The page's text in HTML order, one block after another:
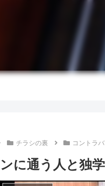
チラシの裏 コントラバ
に通う人と独